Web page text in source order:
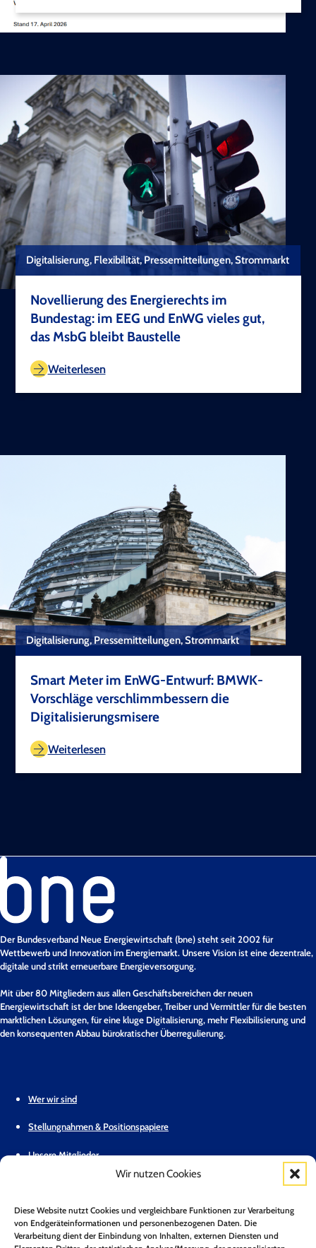
Wir nutzen Cookies
Diese Website nutzt Cookies und vergleichbare Funktionen zur Verarbeitung
von Endgeräteinformationen und personenbezogenen Daten. Die
Verarbeitung dient der Einbindung von Inhalten, externen Diensten und
Digitalisierung, Flexibilität, Pressemitteilungen, Strommarkt
Novellierung des Energierechts im
Bundestag: im EEG und EnWG vieles gut,
das MsbG bleibt Baustelle
Weiterlesen
Digitalisierung, Pressemitteilungen, Strommarkt
Smart Meter im EnWG-Entwurf: BMWK-
Vorschläge verschlimmbessern die
Digitalisierungsmisere
Weiterlesen
Der Bundesverband Neue Energiewirtschaft (bne) steht seit 2002 für
Wettbewerb und Innovation im Energiemarkt. Unsere Vision ist eine dezentrale,
digitale und strikt erneuerbare Energieversorgung.
Mit über 80 Mitgliedern aus allen Geschäftsbereichen der neuen
Energiewirtschaft ist der bne Ideengeber, Treiber und Vermittler für die besten
marktlichen Lösungen, für eine kluge Digitalisierung, mehr Flexibilisierung und
den konsequenten Abbau bürokratischer Überregulierung.
Wer wir sind
Stellungnahmen & Positionspapiere
Unsere Mitglieder
Pressemitteilungen
Mitglied werden